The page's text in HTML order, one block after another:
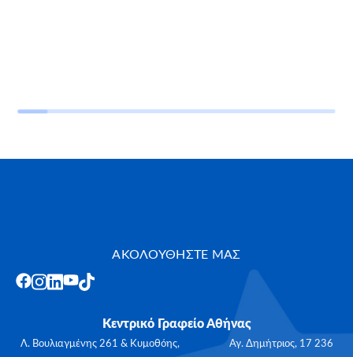
ΑΚΟΛΟΥΘΗΣΤΕ ΜΑΣ
Κεντρικό Γραφείο Αθήνας
Λ. Βουλιαγμένης 261 & Κυμοθόης, Αγ. Δημήτριος, 17 236